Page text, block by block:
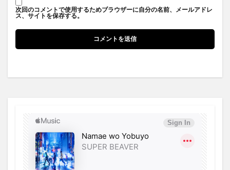
次回のコメントで使用するためブラウザーに自分の名前、メールアドレ
ス、サイトを保存する。